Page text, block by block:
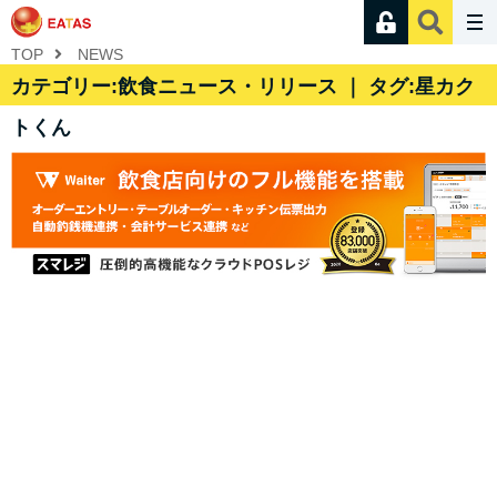
TOP NEWS
カテゴリー:飲食ニュース・リリース ｜ タグ:星カク
トくん